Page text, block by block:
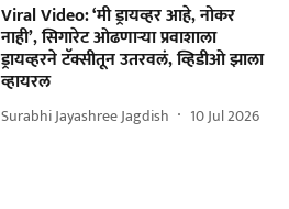
Viral Video: ‘मी ड्रायव्हर आहे, नोकर
नाही’, सिगारेट ओढणाऱ्या प्रवाशाला
ड्रायव्हरने टॅक्सीतून उतरवलं, व्हिडीओ झाला
व्हायरल
Surabhi Jayashree Jagdish 10 Jul 2026